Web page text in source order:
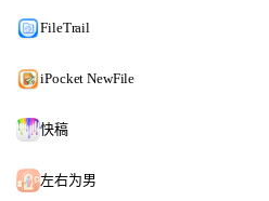
FileTrail
iPocket NewFile
快稿
左右为男